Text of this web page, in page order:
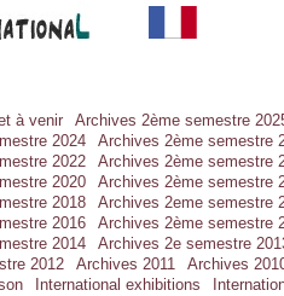
à venir
Archives 2ème semestre
2024
Archives 2ème semestre
2022
Archives 2ème semestre
2020
Archives 2ème semestre
2018
Archives 2eme semestre
2016
Archives 2ème semestre
2014
Archives 2e semestre
2012 Archives 2011
Archives
International exhibitions